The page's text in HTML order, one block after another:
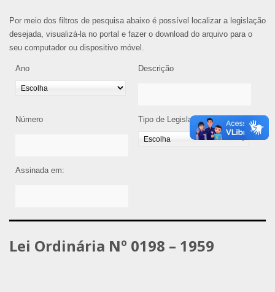
Por meio dos filtros de pesquisa abaixo é possível localizar a legislação
desejada, visualizá-la no portal e fazer o download do arquivo para o
seu computador ou dispositivo móvel.
Ano Descrição
Número Tipo de Legislação
Assinada em:
Lei Ordinária Nº 0198 – 1959